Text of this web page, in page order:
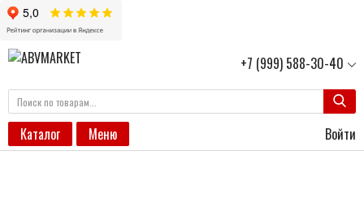
+7 (999) 588-30-40
Каталог Меню Войти